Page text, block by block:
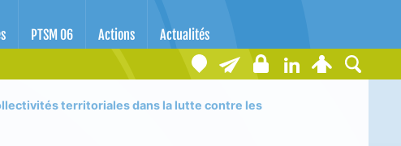
PTSM 06 Actions Actualités
territoriales dans la lutte contre les